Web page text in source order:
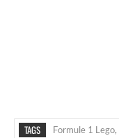
TAGS Formule 1 Lego,